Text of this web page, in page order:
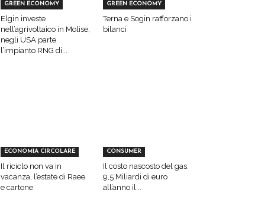
GREEN ECONOMY
Elgin investe
nell’agrivoltaico in Molise,
negli USA parte
l’impianto RNG di...
GREEN ECONOMY
Terna e Sogin rafforzano i
bilanci
ECONOMIA CIRCOLARE
Il riciclo non va in
vacanza, l’estate di Raee
e cartone
CONSUMER
Il costo nascosto del gas:
9,5 Miliardi di euro
all’anno il...